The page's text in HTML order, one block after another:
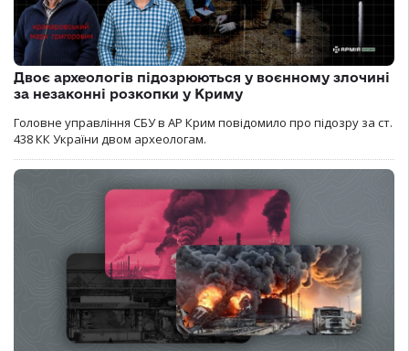
Двоє археологів підозрюються у воєнному злочині
за незаконні розкопки у Криму
Головне управління СБУ в АР Крим повідомило про підозру за ст.
438 КК України двом археологам.